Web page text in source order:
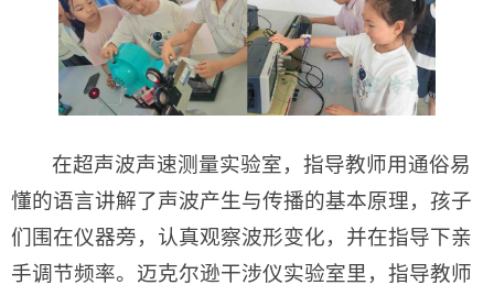
在超声波声速测量实验室，指导教师用通俗易
懂的语言讲解了声波产生与传播的基本原理，孩子
们围在仪器旁，认真观察波形变化，并在指导下亲
手调节频率。迈克尔逊干涉仪实验室里，指导教师